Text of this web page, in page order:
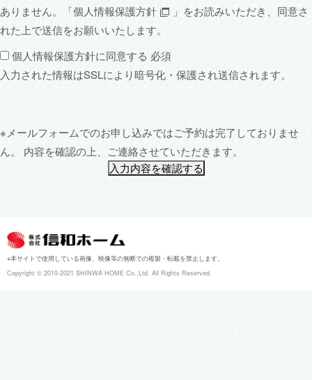
ありません。「個人情報保護方針
」をお読みいただき、同意さ
れた上で送信をお願いいたします。
個人情報保護方針に同意する 必須
入力された情報はSSLにより暗号化・保護され送信されます。
※メールフォームでのお申し込みではご予約は完了しておりませ
ん。
内容を確認の上、ご連絡させていただきます。
入力内容を確認する
※本サイトで使用している画像、映像等の無断での複製・転載を禁止します。
Copyright ©︎ 2010-2021 SHINWA HOME Co.,Ltd. All Rights Reserved.